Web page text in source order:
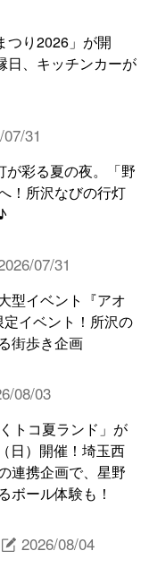
つり2026」が開
日、キッチンカーが
31
が彩る夏の夜。「野
！所沢なびの行灯
07/31
型イベント『アオ
イベント！所沢の
街歩き企画
08/03
トコ夏ランド」が
日）開催！埼玉西
連携企画で、星野
ボール体験も！
2026/08/04